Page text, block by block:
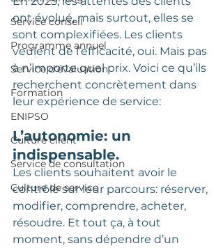
Service conseil
Programme annuel
Service d'évaluation
Formation
ENIPSO
Culture client
Service de consultation
Culture de service
ont évolué, mais surtout, elles se
sont complexifiées. Les clients
veulent de l’efficacité, oui. Mais pas
à n’importe quel prix. Voici ce qu’ils
recherchent concrètement dans
leur expérience de service:
L’autonomie: un
indispensable.
Les clients souhaitent avoir le
contrôle sur leur parcours: réserver,
modifier, comprendre, acheter,
résoudre. Et tout ça, à tout
moment, sans dépendre d’un